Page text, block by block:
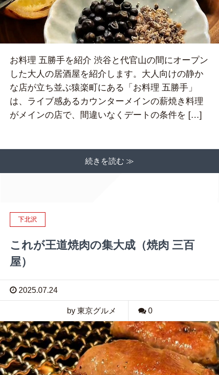
お料理 五勝手を紹介 渋谷と代官山の間にオープン
した大人の居酒屋を紹介します。大人向けの静か
な店が立ち並ぶ猿楽町にある「お料理 五勝手」
は、ライブ感あるカウンターメインの薪焼き料理
がメインの店で、間違いなくデートの条件を […]
続きを読む ≫
下北沢
これが王道焼肉の集大成（焼肉 三百
屋）
2025.07.24
by 東京グルメ 0